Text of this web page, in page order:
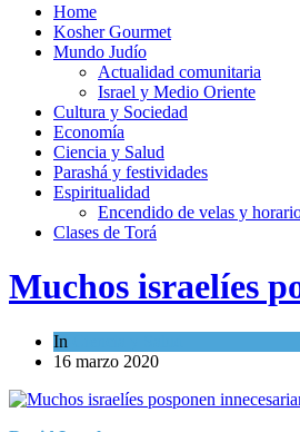
Home
Kosher Gourmet
Mundo Judío
Actualidad comunitaria
Israel y Medio Oriente
Cultura y Sociedad
Economía
Ciencia y Salud
Parashá y festividades
Espiritualidad
Encendido de velas y
Clases de Torá
Muchos israelíes
In
16 marzo 2020